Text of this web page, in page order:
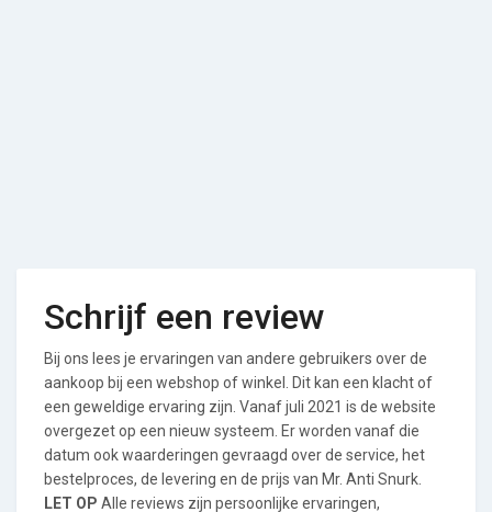
Schrijf een review
Bij ons lees je ervaringen van andere gebruikers over de
aankoop bij een webshop of winkel. Dit kan een klacht of
een geweldige ervaring zijn. Vanaf juli 2021 is de website
overgezet op een nieuw systeem. Er worden vanaf die
datum ook waarderingen gevraagd over de service, het
bestelproces, de levering en de prijs van Mr. Anti Snurk.
LET OP Alle reviews zijn persoonlijke ervaringen,